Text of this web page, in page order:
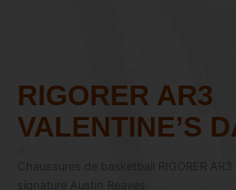
RIGORER AR3
VALENTINE’S